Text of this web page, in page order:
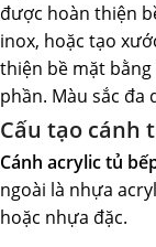
được hoàn thiện
inox, hoặc tạo
thiện bề mặt
phần. Màu sắc đa
Cấu tạo cánh
Cánh acrylic tủ
ngoài là nhựa
hoặc nhựa đặc.